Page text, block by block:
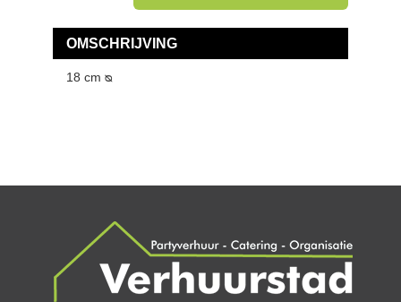
OMSCHRIJVING
18 cm ᴓ